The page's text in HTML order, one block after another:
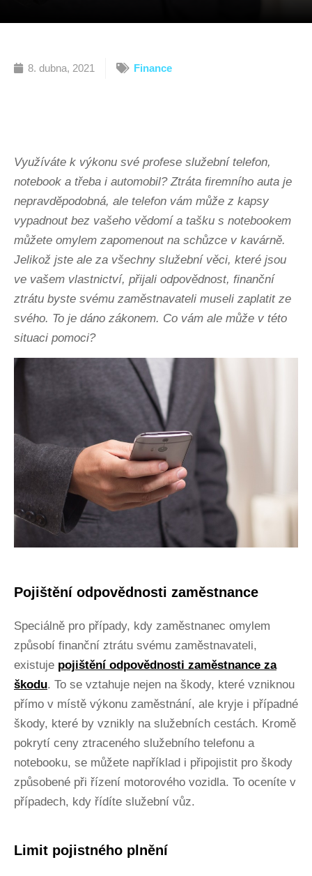
8. dubna, 2021 Finance
Využíváte k výkonu své profese služební telefon,
notebook a třeba i automobil? Ztráta firemního auta je
nepravděpodobná, ale telefon vám může z kapsy
vypadnout bez vašeho vědomí a tašku s notebookem
můžete omylem zapomenout na schůzce v kavárně.
Jelikož jste ale za všechny služební věci, které jsou
ve vašem vlastnictví, přijali odpovědnost, finanční
ztrátu byste svému zaměstnavateli museli zaplatit ze
svého. To je dáno zákonem. Co vám ale může v této
situaci pomoci?
Pojištění odpovědnosti zaměstnance
Speciálně pro případy, kdy zaměstnanec omylem
způsobí finanční ztrátu svému zaměstnavateli,
existuje pojištění odpovědnosti zaměstnance za
škodu. To se vztahuje nejen na škody, které vzniknou
přímo v místě výkonu zaměstnání, ale kryje i případné
škody, které by vznikly na služebních cestách. Kromě
pokrytí ceny ztraceného služebního telefonu a
notebooku, se můžete například i připojistit pro škody
způsobené při řízení motorového vozidla. To oceníte v
případech, kdy řídíte služební vůz.
Limit pojistného plnění